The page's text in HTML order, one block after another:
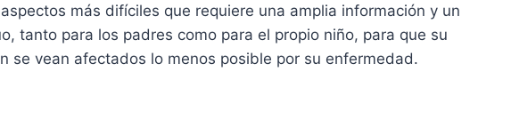
más difíciles que requiere una amplia información y un
tanto para los padres como para el propio niño, para que su
se vean afectados lo menos posible por su enfermedad.